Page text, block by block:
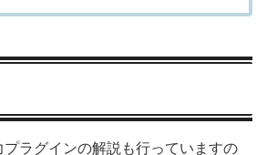
ラグインの解説も行っていますの